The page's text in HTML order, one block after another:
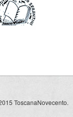
ToscanaNovecento.